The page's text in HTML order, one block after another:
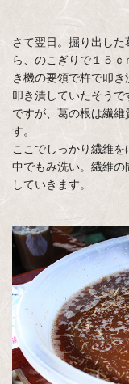
さて翌日。掘り出し
ら、のこぎりで１５
き機の要領で杵で叩
叩き潰していたそう
ですが、葛の根は繊
す。
ここでしっかり繊維
中でもみ洗い。繊維の
していきます。